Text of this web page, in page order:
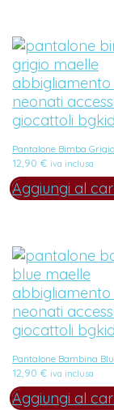
Pantalone Bimba
12,90 € iva inclusa
Aggiungi al
Pantalone Bambina
12,90 € iva inclusa
Aggiungi al